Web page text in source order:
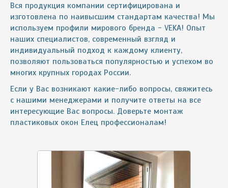
Вся продукция компании сертифицирована и
изготовлена по наивысшим стандартам качества! Мы
используем профили мирового бренда - VEKA! Опыт
наших специалистов, современный взгляд и
индивидуальный подход к каждому клиенту,
позволяют пользоваться популярностью и успехом во
многих крупных городах России.
Если у Вас возникают какие-либо вопросы, свяжитесь
с нашими менеджерами и получите ответы на все
интересующие Вас вопросы. Доверьте монтаж
пластиковых окон Елец профессионалам!